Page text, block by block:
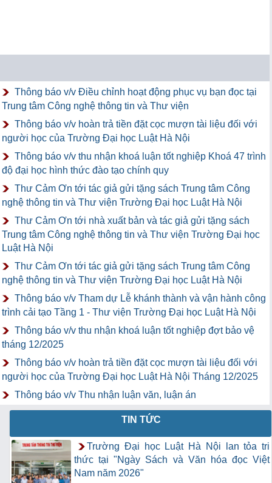
Thông báo v/v Điều chỉnh hoạt động phục vụ bạn đọc tại
Trung tâm Công nghệ thông tin và Thư viện
Thông báo v/v hoàn trả tiền đặt cọc mượn tài liệu đối với
người học của Trường Đại học Luật Hà Nội
Thông báo v/v thu nhận khoá luận tốt nghiệp Khoá 47 trình
độ đại học hình thức đào tạo chính quy
Thư Cảm Ơn tới tác giả gửi tặng sách Trung tâm Công
nghệ thông tin và Thư viện Trường Đại học Luật Hà Nội
Thư Cảm Ơn tới nhà xuất bản và tác giả gửi tặng sách
Trung tâm Công nghệ thông tin và Thư viện Trường Đại học
Luật Hà Nội
Thư Cảm Ơn tới tác giả gửi tặng sách Trung tâm Công
nghệ thông tin và Thư viện Trường Đại học Luật Hà Nội
Thông báo v/v Tham dự Lễ khánh thành và vận hành công
trình cải tạo Tầng 1 - Thư viện Trường Đại học Luật Hà Nội
Thông báo v/v thu nhận khoá luận tốt nghiệp đợt bảo vệ
tháng 12/2025
Thông báo v/v hoàn trả tiền đặt cọc mượn tài liệu đối với
người học của Trường Đại học Luật Hà Nội Tháng 12/2025
Thông báo v/v Thu nhận luận văn, luận án
TIN TỨC
Trường Đại học Luật Hà Nội lan tỏa tri
thức tại "Ngày Sách và Văn hóa đọc Việt
Nam năm 2026"